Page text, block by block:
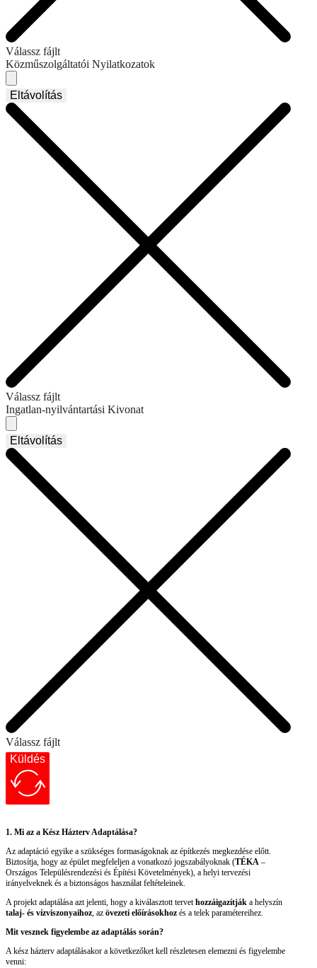
Válassz fájlt
Közműszolgáltatói Nyilatkozatok
Eltávolítás
Válassz fájlt
Ingatlan-nyilvántartási Kivonat
Eltávolítás
Válassz fájlt
Küldés
1. Mi az a Kész Házterv Adaptálása?
Az adaptáció egyike a szükséges formaságoknak az építkezés megkezdése előtt.
Biztosítja, hogy az épület megfeleljen a vonatkozó jogszabályoknak (TÉKA –
Országos Településrendezési és Építési Követelmények), a helyi tervezési
irányelveknek és a biztonságos használat feltételeinek.
A projekt adaptálása azt jelenti, hogy a kiválasztott tervethozzáigazítják a helyszín
talaj- és vízviszonyaihoz, az övezeti előírásokhoz és a telek paramétereihez.
Mit vesznek figyelembe az adaptálás során?
A kész házterv adaptálásakor a következőket kell részletesen elemezni és figyelembe
venni: